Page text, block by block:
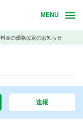
MENU
金の価格改定のお知らせ
速報